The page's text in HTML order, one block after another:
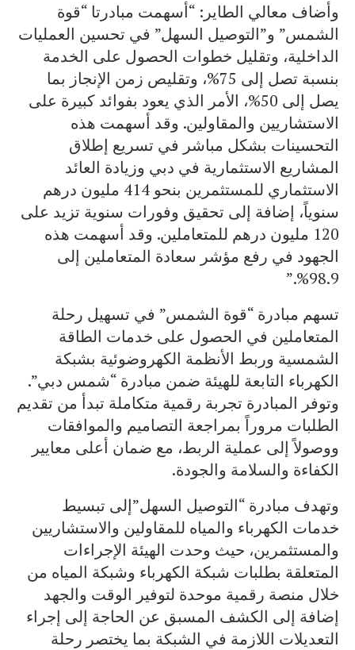
وأضاف معالي الطاير: “أسهمت مبادرتا “قوة
الشمس” و”التوصيل السهل” في تحسين العمليات
الداخلية، وتقليل خطوات الحصول على الخدمة
بنسبة تصل إلى 75%، وتقليص زمن الإنجاز بما
يصل إلى 50%، الأمر الذي يعود بفوائد كبيرة على
الاستشاريين والمقاولين. وقد أسهمت هذه
التحسينات بشكل مباشر في تسريع إطلاق
المشاريع الاستثمارية في دبي وزيادة العائد
الاستثماري للمستثمرين بنحو 414 مليون درهم
سنوياً، إضافة إلى تحقيق وفورات سنوية تزيد على
120 مليون درهم للمتعاملين. وقد أسهمت هذه
الجهود في رفع مؤشر سعادة المتعاملين إلى
98.9%.”
تسهم مبادرة “قوة الشمس” في تسهيل رحلة
المتعاملين في الحصول على خدمات الطاقة
الشمسية وربط الأنظمة الكهروضوئية بشبكة
الكهرباء التابعة للهيئة ضمن مبادرة “شمس دبي”.
وتوفر المبادرة تجربة رقمية متكاملة تبدأ من تقديم
الطلبات مروراً بمراجعة التصاميم والموافقات
ووصولاً إلى عملية الربط، مع ضمان أعلى معايير
الكفاءة والسلامة والجودة.
وتهدف مبادرة “التوصيل السهل”إلى تبسيط
خدمات الكهرباء والمياه للمقاولين والاستشاريين
والمستثمرين، حيث وحدت الهيئة الإجراءات
المتعلقة بطلبات شبكة الكهرباء وشبكة المياه من
خلال منصة رقمية موحدة لتوفير الوقت والجهد
إضافة إلى الكشف المسبق عن الحاجة إلى إجراء
التعديلات اللازمة في الشبكة بما يختصر رحلة